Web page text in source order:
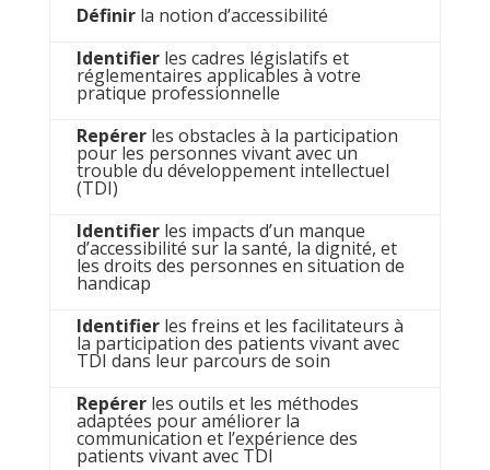
Définirla notion d’accessibilité
Identifierles cadres législatifs et
réglementaires applicables à votre
pratique professionnelle
Repérerles obstacles à la participation
pour les personnes vivant avec un
trouble du développement intellectuel
(TDI)
Identifierles impacts d’un manque
d’accessibilité sur la santé, la dignité, et
les droits des personnes en situation de
handicap
Identifierles freins et les facilitateurs à
la participation des patients vivant avec
TDI dans leur parcours de soin
Repérerles outils et les méthodes
adaptées pour améliorer la
communication et l’expérience des
patients vivant avec TDI